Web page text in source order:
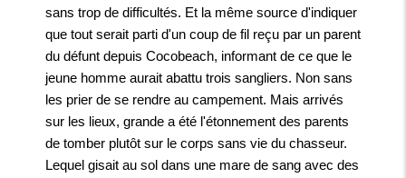
sans trop de difficultés. Et la même source d'indiquer
que tout serait parti d'un coup de fil reçu par un parent
du défunt depuis Cocobeach, informant de ce que le
jeune homme aurait abattu trois sangliers. Non sans
les prier de se rendre au campement. Mais arrivés
sur les lieux, grande a été l'étonnement des parents
de tomber plutôt sur le corps sans vie du chasseur.
Lequel gisait au sol dans une mare de sang avec des